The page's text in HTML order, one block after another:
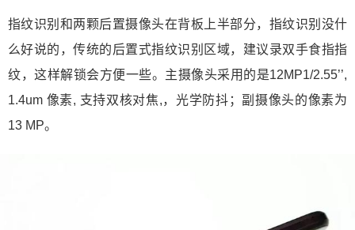
指纹识别和两颗后置摄像头在背板上半部分，指纹识别没什
么好说的，传统的后置式指纹识别区域，建议录双手食指指
纹，这样解锁会方便一些。主摄像头采用的是12MP1/2.55’’,
1.4um 像素, 支持双核对焦,，光学防抖；副摄像头的像素为
13 MP。